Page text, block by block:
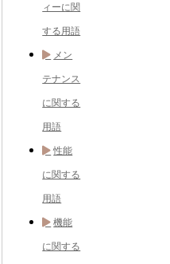
ィーに関
する用語
メン
テナンス
に関する
用語
性能
に関する
用語
機能
に関する